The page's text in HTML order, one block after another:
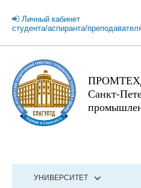
Личный кабинет
студента/аспиранта/
Санкт-
УНИВЕРСИТЕТ